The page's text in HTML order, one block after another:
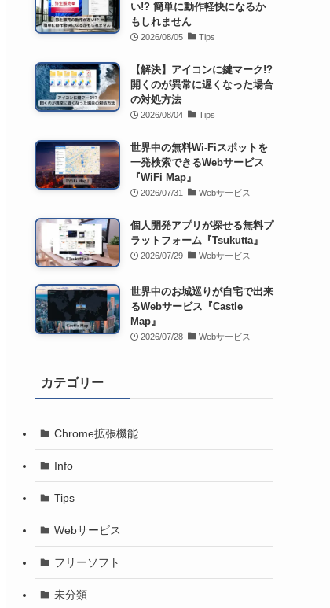
い!? 簡単に動作軽快になるか
もしれません
2026/08/05 Tips
【解決】アイコンに鍵マーク!?
開くのが異常に遅くなった場合
の対処方法
2026/08/04 Tips
世界中の無料Wi-Fiスポットを
一発検索できるWebサービス
『WiFi Map』
2026/07/31 Webサービス
個人開発アプリが探せる無料プ
ラットフォーム『Tsukutta』
2026/07/29 Webサービス
世界中のお城巡りが自宅で出来
るWebサービス『Castle
Map』
2026/07/28 Webサービス
カテゴリー
Chrome拡張機能
Info
Tips
Webサービス
フリーソフト
未分類